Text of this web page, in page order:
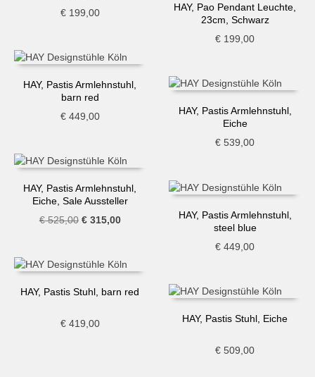
€199,00
HAY, Pao Pendant Leuchte,
23cm, Schwarz
€ 199,00
HAY, Pastis Armlehnstuhl,
barn red
€449,00
HAY, Pastis Armlehnstuhl,
Eiche
€ 539,00
HAY, Pastis Armlehnstuhl,
Eiche, Sale Aussteller
€525,00 Ursprünglicher
€ 525,00
€315,00Aktueller
€ 315,00.
HAY, Pastis Armlehnstuhl,
steel blue
€ 449,00
HAY, Pastis Stuhl, barn red
€419,00 HAY, Pastis Stuhl, Eiche
€ 509,00